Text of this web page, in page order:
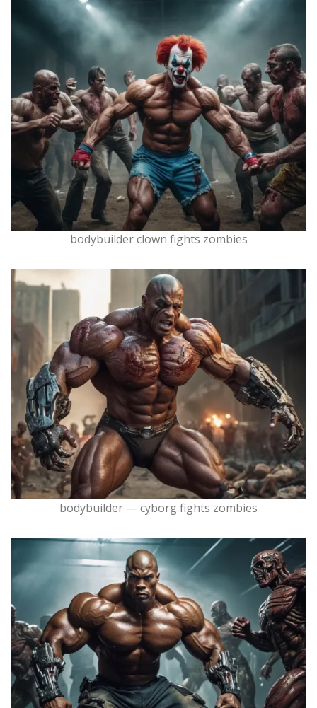
bodybuilder clown fights zombies
bodybuilder — cyborg fights zombies